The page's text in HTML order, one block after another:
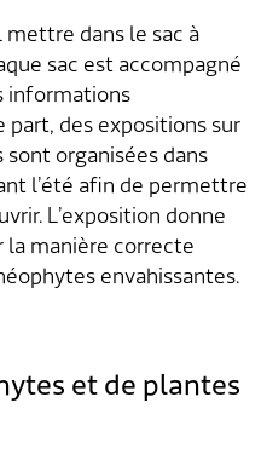
dans le sac à
sac est accompagné
informations
part, des expositions sur
organisées dans
l’été afin de permettre
L’exposition donne
la manière correcte
envahissantes.
et de plantes